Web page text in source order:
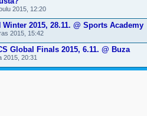
2015, 12:20
2015, 28.11. @ Sports Academy
2015, 15:42
Global Finals 2015, 6.11. @ Buza
2015, 20:31